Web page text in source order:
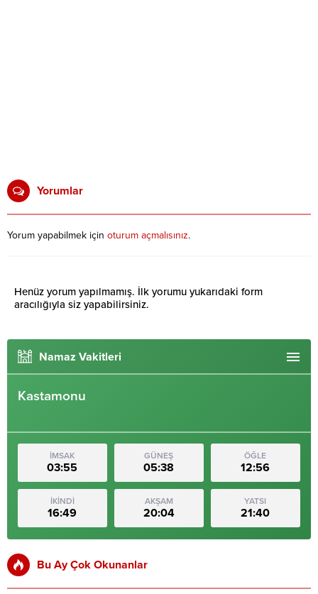
Yorumlar
Yorum yapabilmek için oturum açmalısınız.
Henüz yorum yapılmamış. İlk yorumu yukarıdaki form
aracılığıyla siz yapabilirsiniz.
Namaz Vakitleri
Kastamonu
İMSAK
03:55
GÜNEŞ
05:38
ÖĞLE
12:56
İKİNDİ
16:49
AKŞAM
20:04
YATSI
21:40
Bu Ay Çok Okunanlar